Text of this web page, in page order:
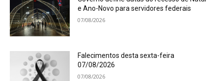
e Ano-Novo para servidores federais
07/08/2026
Falecimentos desta sexta-feira
07/08/2026
07/08/2026